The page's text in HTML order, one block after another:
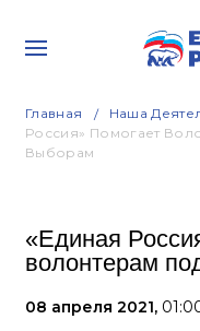
Главная Наша
Россия» Помогает
Выборам
«Единая
волонтерам
08 апреля 2021,